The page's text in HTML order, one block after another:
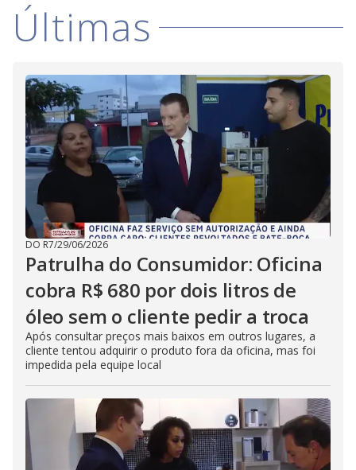
Últimas
DO R7/29/06/2026
Patrulha do Consumidor: Oficina
cobra R$ 680 por dois litros de
óleo sem o cliente pedir a troca
Após consultar preços mais baixos em outros lugares, a
cliente tentou adquirir o produto fora da oficina, mas foi
impedida pela equipe local